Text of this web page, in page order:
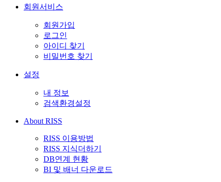
회원서비스
회원가입
로그인
아이디 찾기
비밀번호 찾기
설정
내 정보
검색환경설정
About RISS
RISS 이용방법
RISS 지식더하기
DB연계 현황
BI 및 배너 다운로드